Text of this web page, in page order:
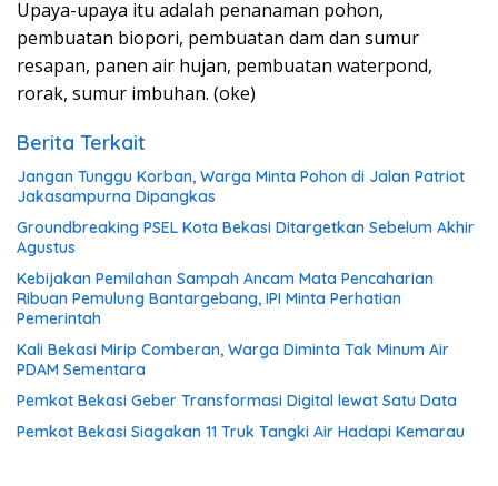
Upaya-upaya itu adalah penanaman pohon,
pembuatan biopori, pembuatan dam dan sumur
resapan, panen air hujan, pembuatan waterpond,
rorak, sumur imbuhan. (oke)
Berita Terkait
Jangan Tunggu Korban, Warga Minta Pohon di Jalan Patriot
Jakasampurna Dipangkas
Groundbreaking PSEL Kota Bekasi Ditargetkan Sebelum Akhir
Agustus
Kebijakan Pemilahan Sampah Ancam Mata Pencaharian
Ribuan Pemulung Bantargebang, IPI Minta Perhatian
Pemerintah
Kali Bekasi Mirip Comberan, Warga Diminta Tak Minum Air
PDAM Sementara
Pemkot Bekasi Geber Transformasi Digital lewat Satu Data
Pemkot Bekasi Siagakan 11 Truk Tangki Air Hadapi Kemarau